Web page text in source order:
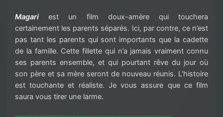
Magari est un film doux-amère qui touchera
certainement les parents séparés. Ici, par contre, ce n’est
pas tant les parents qui sont importants que la cadette
de la famille. Cette fillette qui n’a jamais vraiment connu
ses parents ensemble, et qui pourtant rêve du jour où
son père et sa mère seront de nouveau réunis. L’histoire
est touchante et réaliste. Je vous assure que ce film
saura vous tirer une larme.